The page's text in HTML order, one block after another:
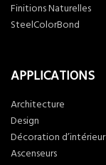
Finitions Naturelles
SteelColorBond
APPLICATIONS
Architecture
Design
Décoration d’intérieur
Ascenseurs